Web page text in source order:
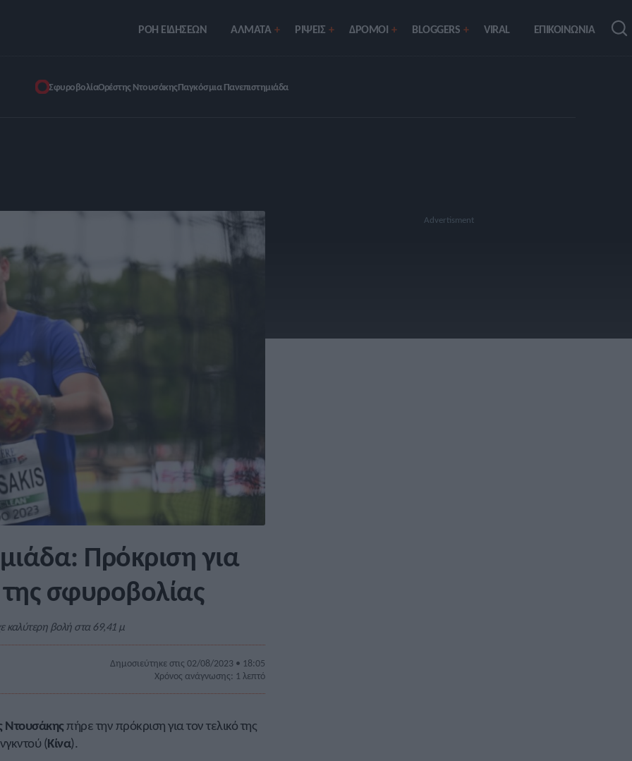
ΡΟΗ ΕΙΔΗΣΕΩΝ ΑΛΜΑΤΑ ΡIΨΕΙΣ ΔΡΟΜΟΙ BLOGGERS VIRAL ΕΠΙΚΟΙΝΩΝΙΑ
ΣφυροβολίαΟρέστης ΝτουσάκηςΠαγκόσμια Πανεπιστημιάδα
Πρόκριση για
σφυροβολίας
καλύτερη βολή στα 69,41 μ
Δημοσιεύτηκε στις 02/08/2023 • 18:05
Χρόνος ανάγνωσης: 1 λεπτό
Ντουσάκηςπήρε την πρόκριση για τον τελικό της
(Κίνα).